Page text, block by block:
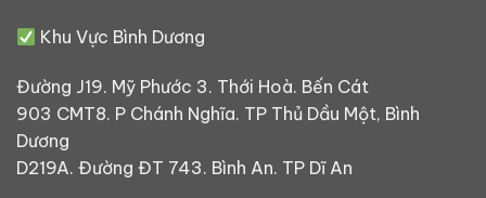
Khu Vực Bình Dương
Đường J19. Mỹ Phước 3. Thới Hoà. Bến Cát
903 CMT8. P Chánh Nghĩa. TP Thủ Dầu Một, Bình
Dương
D219A. Đường ĐT 743. Bình An. TP Dĩ An